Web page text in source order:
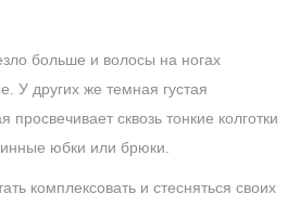
больше и волосы на ногах
У других же темная густая
просвечивает сквозь тонкие колготки
юбки или брюки.
комплексовать и стесняться своих